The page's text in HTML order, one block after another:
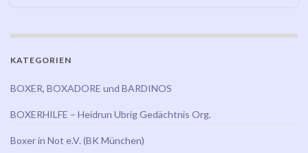
KATEGORIEN
BOXER, BOXADORE und BARDINOS
BOXERHILFE – Heidrun Ubrig Gedächtnis Org.
Boxer in Not e.V. (BK München)